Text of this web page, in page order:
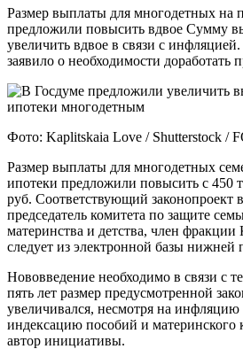
Размер выплаты для многодетных на
предложили повысить вдвое Сумму
увеличить вдвое в связи с
заявило о необходимости доработать
Фото: Kaplitskaia Love / Shutterstock /
Размер выплаты для многодетных
ипотеки предложили повысить с 450
руб. Соответствующий законопроект
председатель комитета по защите
материнства и детства, член
следует из электронной базы нижней
Нововведение необходимо в связи с
пять лет размер предусмотренной
увеличивался, несмотря на
индексацию пособий и материнского
автор инициативы.